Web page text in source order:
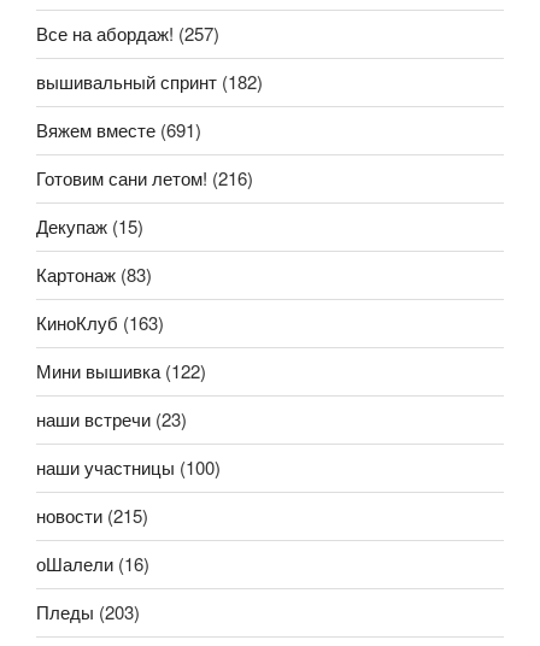
Все на абордаж! (257)
вышивальный спринт (182)
Вяжем вместе (691)
Готовим сани летом! (216)
Декупаж (15)
Картонаж (83)
КиноКлуб (163)
Мини вышивка (122)
наши встречи (23)
наши участницы (100)
новости (215)
оШалели (16)
Пледы (203)